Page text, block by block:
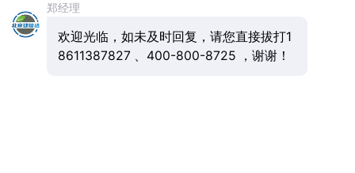
郑经理
欢迎光临，如未及时回复，请您直接拔打1
8611387827 、400-800-8725 ，谢谢！